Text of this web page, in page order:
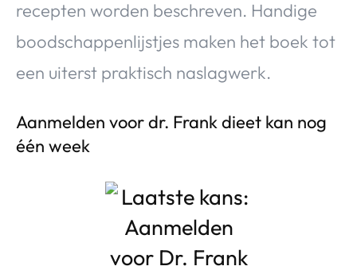
recepten worden beschreven. Handige
boodschappenlijstjes maken het boek tot
een uiterst praktisch naslagwerk.
Aanmelden voor dr. Frank dieet kan nog
één week